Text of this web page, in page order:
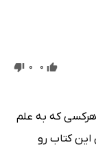
0
0
برای هرکسی که به علم
کتاب رو